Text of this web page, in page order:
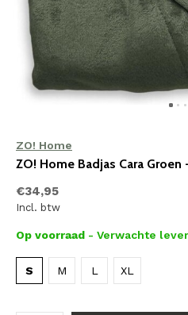
ZO! Home
ZO! Home Badjas Cara
€34,95
Incl. btw
Op voorraad - Verwachte
S M L XL